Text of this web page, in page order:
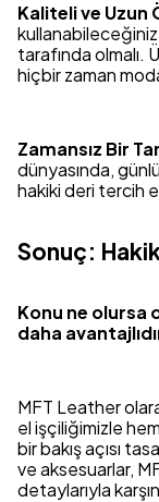
Kaliteli ve Uzun
kullanabileceğiniz
tarafında olmalı.
hiçbir zaman
Zamansız Bir
dünyasında,
hakiki deri tercih
Sonuç:
Konu ne olursa
daha
MFT Leather
el işçiliğimizle
bir bakış açısı
ve aksesuarlar,
detaylarıyla